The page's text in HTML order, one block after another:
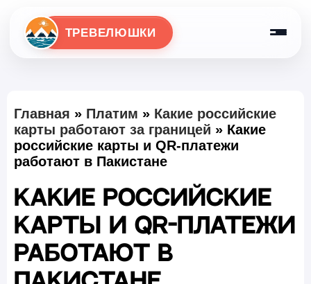
ТРЕВЕЛЮШКИ
Главная » Платим » Какие российские
карты работают за границей » Какие
российские карты и QR-платежи
работают в Пакистане
Какие российские
карты и QR-платежи
работают в